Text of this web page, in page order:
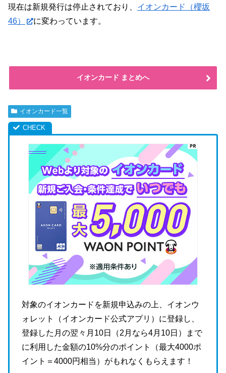
現在は新規発行は停止されており、 イオンカード（櫻坂
46）
に変わっています。
イオンカード まとめへ
イオンカード一覧
対象のイオンカードを新規申込みの上、イオンウ
ォレット（イオンカード公式アプリ）に登録し、
登録した月の翌々月10日（2月なら4月10日）まで
に利用した金額の10%分のポイント（最大4000ポ
イント＝4000円相当）がもれなくもらえます！